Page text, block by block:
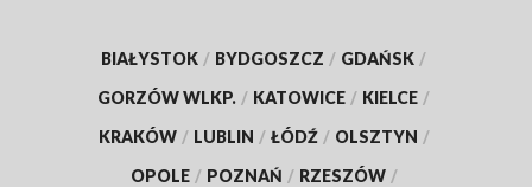
BIAŁYSTOK / BYDGOSZCZ / GDAŃSK /
GORZÓW WLKP. / KATOWICE / KIELCE /
KRAKÓW / LUBLIN / ŁÓDŹ / OLSZTYN /
OPOLE / POZNAŃ / RZESZÓW /